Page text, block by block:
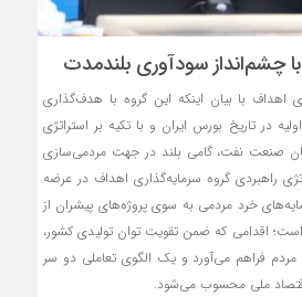
چشم‌انداز سودآوری بلندمدت
اهداف با بیان اینکه این گروه با هدف‌گذاری
در تاریخ بورس ایران و با تکیه بر استراتژی
صنعت نفت، گامی بلند در جهت مردمی‌سازی
راهبردی گروه سرمایه‌گذاری اهداف در عرضه
خرد مردمی به سوی پروژه‌های پیشران از
اقدامی که ضمن تقویت توان تولیدی کشور،
فراهم می‌آورد و یک الگوی تعاملی دو سر
ملی محسوب می‌شود.